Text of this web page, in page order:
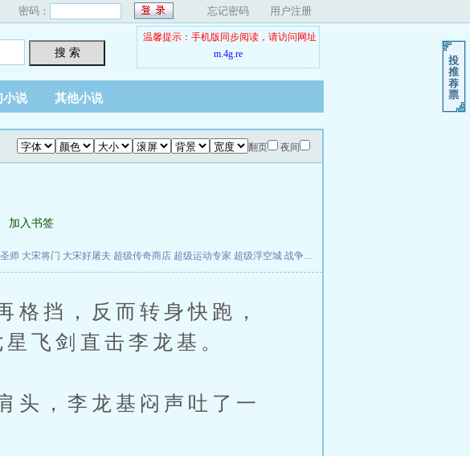
密码： 忘记密码 用户注册
搜 索
温馨提示：手机版同步阅读，请访问网址
m.4g.re
小说 其他小说
翻页 夜间
加入书签
师 大宋将门 大宋好屠夫 超级传奇商店 超级运动专家 超级浮空城 战争天堂
挡，反而转身快跑，
飞剑直击李龙基。
，李龙基闷声吐了一